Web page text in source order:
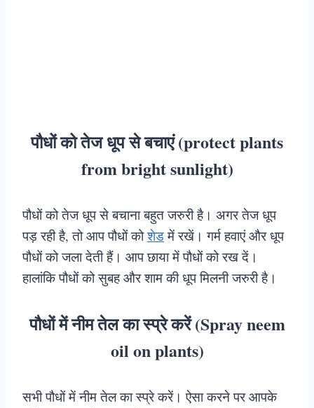
पौधों को तेज धूप से बचाएं (protect plants
from bright sunlight)
पौधों को तेज धूप से बचाना बहुत जरुरी है। अगर तेज धूप
पड़ रही है, तो आप पौधों कोशेडमें रखें। गर्म हवाएं और धूप
पौधों को जला देती हैं। आप छाया में पौधों को रख दें।
हालांकि पौधों को सुबह और शाम की धूप मिलनी जरुरी है।
पौधों में नीम तेल का स्प्रे करें (Spray neem
oil on plants)
सभी पौधों में नीम तेल का स्प्रे करें। ऐसा करने पर आपके